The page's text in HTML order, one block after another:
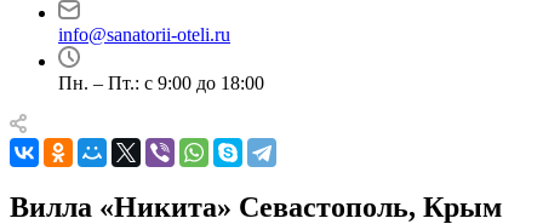
info@sanatorii-oteli.ru
Пн. – Пт.: с 9:00 до 18:00
Вилла «Никита» Севастополь, Крым